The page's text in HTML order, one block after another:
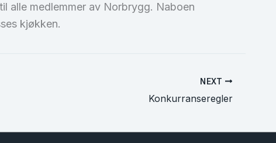
alle medlemmer av Norbrygg. Naboen
kjøkken.
NEXT
Konkurranseregler